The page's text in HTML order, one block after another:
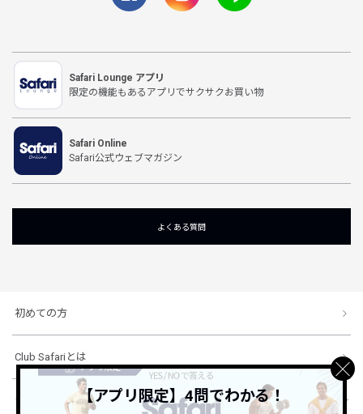
Safari Lounge アプリ
限定の機能もあるアプリでサクサクお買い物
Safari Online
Safari公式ウェブマガジン
よくある質問
初めての方
Club Safariとは
ショッピングガイド【アプリ限定】4問でわかる！